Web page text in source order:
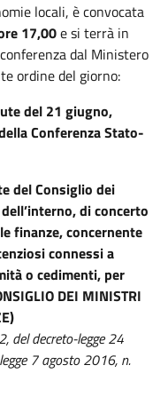
locali, è convocata
17,00e si terrà in
dal Ministero
ordine del giorno:
del 21 giugno,
Conferenza Stato-
del Consiglio dei
di concerto
finanze, concernente
connessi a
o cedimenti, per
DEI MINISTRI
del decreto-legge 24
7 agosto 2016, n.